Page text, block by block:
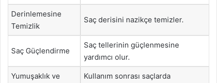
Derinlemesine
Temizlik
Saç derisini nazikçe temizler.
Saç Güçlendirme
Saç tellerinin güçlenmesine
yardımcı olur.
Yumuşaklık ve
Kullanım sonrası saçlarda